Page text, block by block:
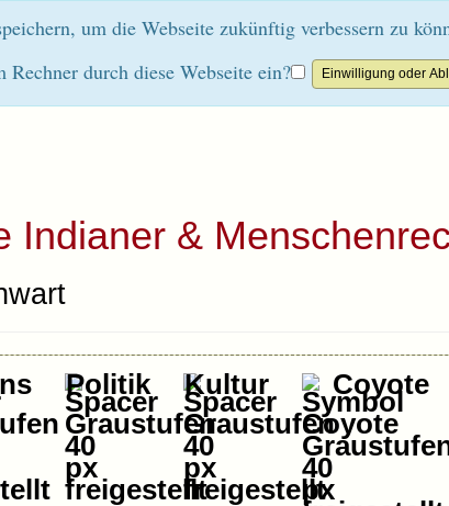
um die Webseite zukünftig verbessern zu
durch diese Webseite ein?
Indianer &
Politik Kultur Coyote